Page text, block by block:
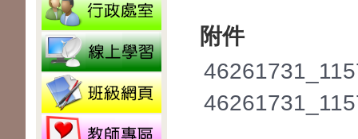
附件